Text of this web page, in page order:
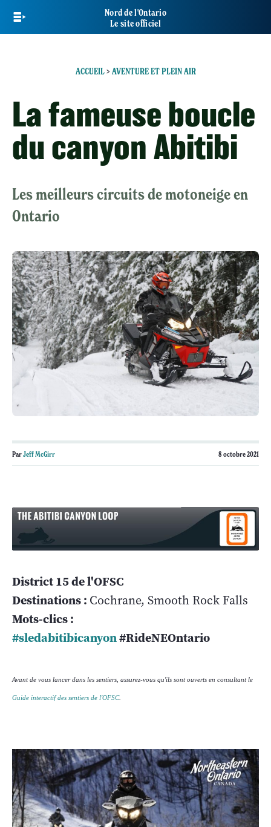
main
Nord de l'Ontario
Le site officiel
ACCUEIL> AVENTURE ET PLEIN AIR
La fameuse boucle
du canyon Abitibi
Les meilleurs circuits de motoneige en
Ontario
ParJeff McGirr 8 octobre 2021
District 15 de l'OFSC
Destinations : Cochrane, Smooth Rock Falls
Mots-clics :
#sledabitibicanyon#RideNEOntario
Avant de vous lancer dans les sentiers, assurez-vous qu'ils sont ouverts en consultant le
Guide interactif des sentiers de l'OFSC.